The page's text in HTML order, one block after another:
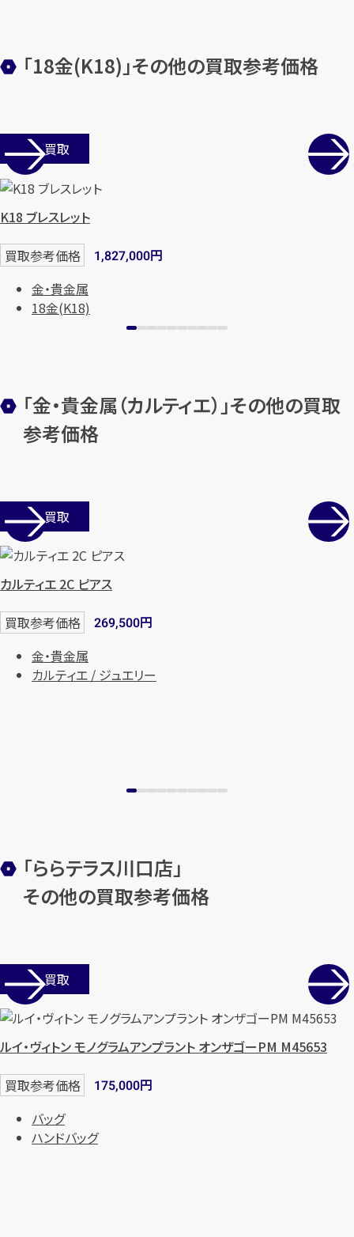
します
「18金(K18)」その他の買取参考価格
店舗買取
K18 ブレスレット
買取参考価格 1,827,000円
金・貴金属
18金(K18)
「金・貴金属（カルティエ）」その他の買取
参考価格
店舗買取
カルティエ 2C ピアス
買取参考価格 269,500円
金・貴金属
カルティエ / ジュエリー
「ららテラス川口店」
その他の買取参考価格
店舗買取
ルイ・ヴィトン モノグラムアンプラント オンザゴーPM M45653
買取参考価格 175,000円
バッグ
ハンドバッグ